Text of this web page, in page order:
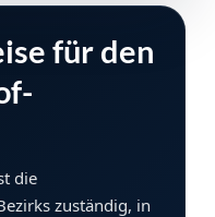
für den
die
zuständig, in